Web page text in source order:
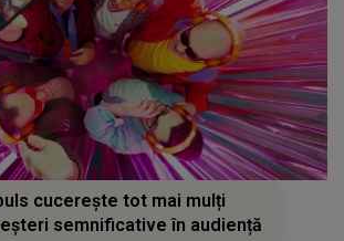
cucerește tot mai mulți
semnificative în audiență